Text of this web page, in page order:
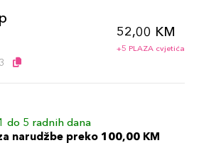
52,00 KM
+5 PLAZA cvjetića
+5 PLAZA cvjetića
do 5 radnih dana
narudžbe preko 100,00 KM